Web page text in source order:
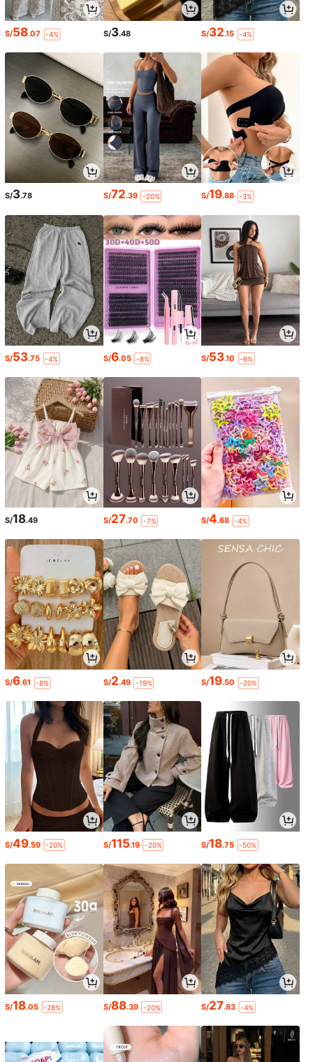
S/58.07 -4% S/3.48 S/32.15 -4%
S/3.78 S/72.39 -20% S/19.88 -3%
S/53.75 -4% S/6.05 -8% S/53.10 -6%
S/18.49 S/27.70 -7% S/4.68 -4%
S/6.61 -8% S/2.49 -19% S/19.50 -20%
S/49.59 -20% S/115.19 -20% S/18.75 -50%
S/18.05 -28% S/88.39 -20% S/27.83 -4%